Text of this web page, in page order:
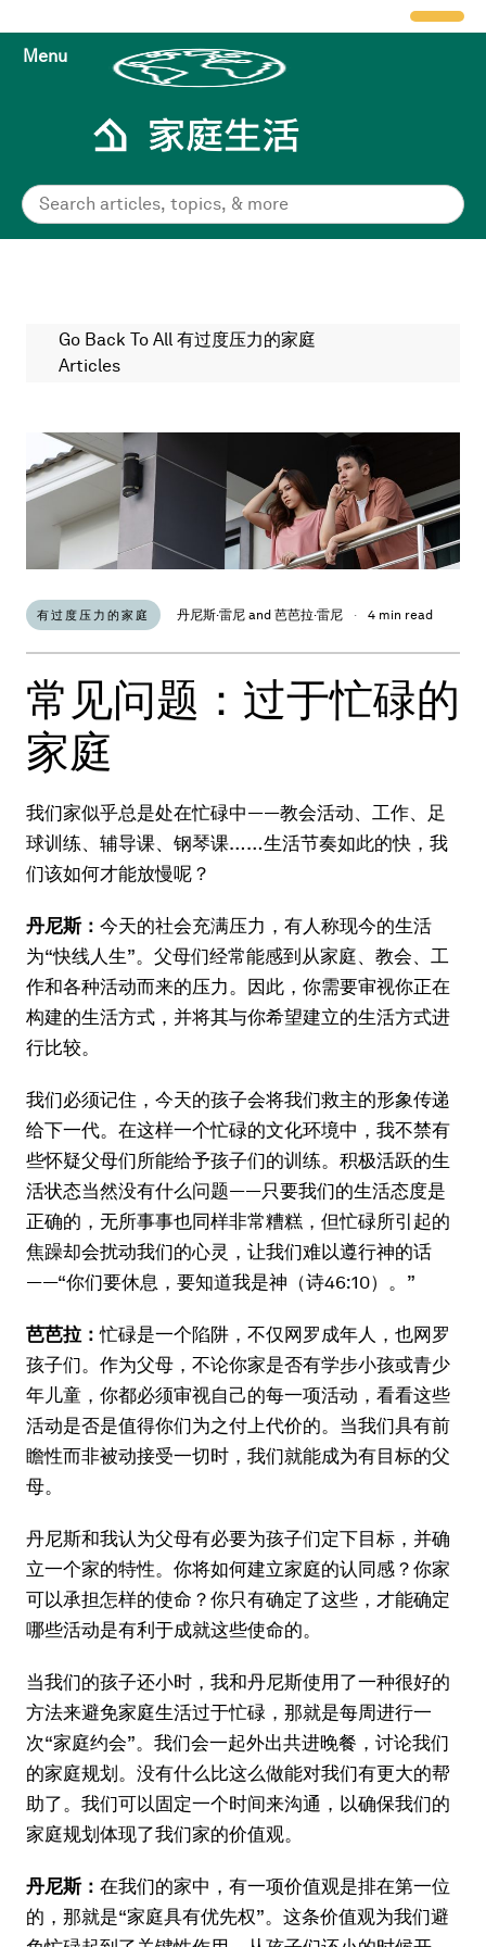
Menu
Go Back To All 有过度压力的家庭
Articles
有过度压力的家庭 丹尼斯·雷尼 and 芭芭拉·雷尼 · 4 min read
常见问题：过于忙碌的
家庭
我们家似乎总是处在忙碌中——教会活动、工作、足
球训练、辅导课、钢琴课……生活节奏如此的快，我
们该如何才能放慢呢？
丹尼斯： 今天的社会充满压力，有人称现今的生活
为“快线人生”。父母们经常能感到从家庭、教会、工
作和各种活动而来的压力。因此，你需要审视你正在
构建的生活方式，并将其与你希望建立的生活方式进
行比较。
我们必须记住，今天的孩子会将我们救主的形象传递
给下一代。在这样一个忙碌的文化环境中，我不禁有
些怀疑父母们所能给予孩子们的训练。积极活跃的生
活状态当然没有什么问题——只要我们的生活态度是
正确的，无所事事也同样非常糟糕，但忙碌所引起的
焦躁却会扰动我们的心灵，让我们难以遵行神的话
——“你们要休息，要知道我是神（诗46:10）。”
芭芭拉：忙碌是一个陷阱，不仅网罗成年人，也网罗
孩子们。作为父母，不论你家是否有学步小孩或青少
年儿童，你都必须审视自己的每一项活动，看看这些
活动是否是值得你们为之付上代价的。当我们具有前
瞻性而非被动接受一切时，我们就能成为有目标的父
母。
丹尼斯和我认为父母有必要为孩子们定下目标，并确
立一个家的特性。你将如何建立家庭的认同感？你家
可以承担怎样的使命？你只有确定了这些，才能确定
哪些活动是有利于成就这些使命的。
当我们的孩子还小时，我和丹尼斯使用了一种很好的
方法来避免家庭生活过于忙碌，那就是每周进行一
次“家庭约会”。我们会一起外出共进晚餐，讨论我们
的家庭规划。没有什么比这么做能对我们有更大的帮
助了。我们可以固定一个时间来沟通，以确保我们的
家庭规划体现了我们家的价值观。
丹尼斯： 在我们的家中，有一项价值观是排在第一位
的，那就是“家庭具有优先权”。这条价值观为我们避